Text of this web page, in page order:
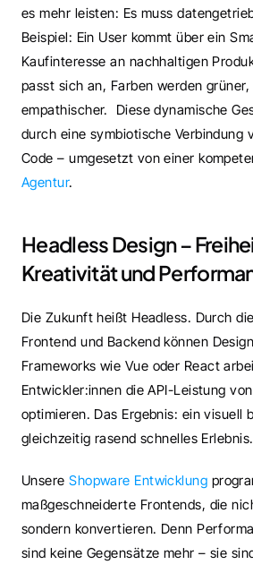
es mehr leisten: Es muss
Beispiel: Ein User kommt über ein
Kaufinteresse an nachhaltigen
passt sich an, Farben werden
empathischer.  Diese dynamische
durch eine symbiotische Verbindung
Code – umgesetzt von einer
Agentur.
Headless Design –
Kreativität und
Die Zukunft heißt Headless. Durch
Frontend und Backend können
Frameworks wie Vue oder React
Entwickler:innen die API-Leistung
optimieren. Das Ergebnis: ein visuell
gleichzeitig rasend schnelles Erlebnis.
Unsere Shopware Entwicklung
maßgeschneiderte Frontends, die
sondern konvertieren. Denn
sind keine Gegensätze mehr – sie